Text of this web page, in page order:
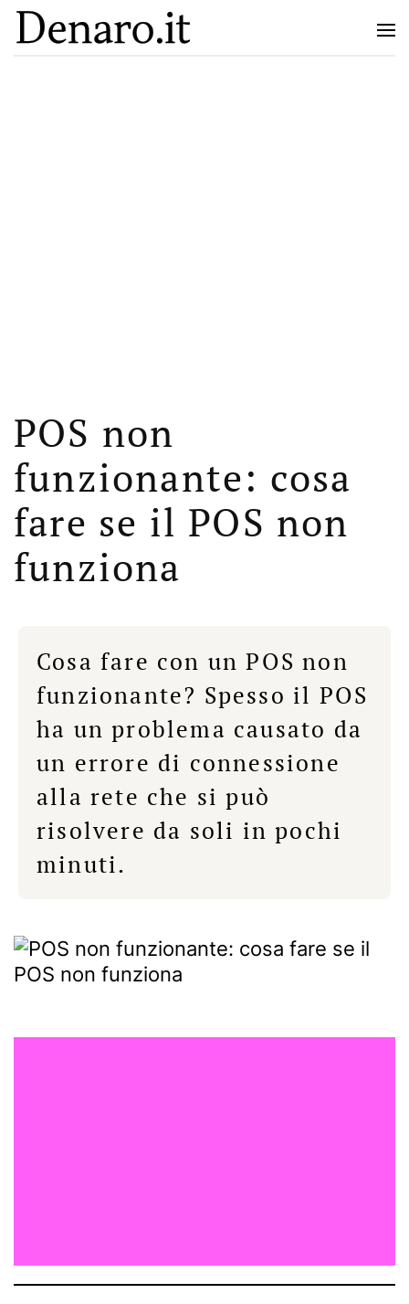
POS non
funzionante: cosa
fare se il POS non
funziona
Cosa fare con un POS non
funzionante? Spesso il POS
ha un problema causato da
un errore di connessione
alla rete che si può
risolvere da soli in pochi
minuti.